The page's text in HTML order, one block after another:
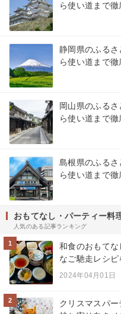
ら使い道まで徹
静岡県のふる
ら使い道まで徹
岡山県のふる
ら使い道まで徹
島根県のふる
ら使い道まで徹
おもてなし・パーティー料
人気のある記事ランキング
1
和食のおもて
なご馳走レシピ
2024年04月01日
2
クリスマスパ